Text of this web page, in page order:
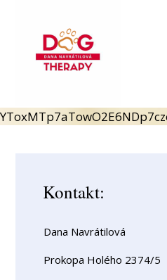
Kontakt:
Dana Navrátilová
Prokopa Holého 2374/5